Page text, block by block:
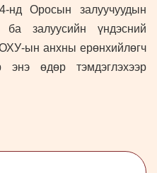
нд Оросын залуучуудын
ба залуусийн үндэсний
ын анхны ерөнхийлөгч
энэ өдөр тэмдэглэхээр